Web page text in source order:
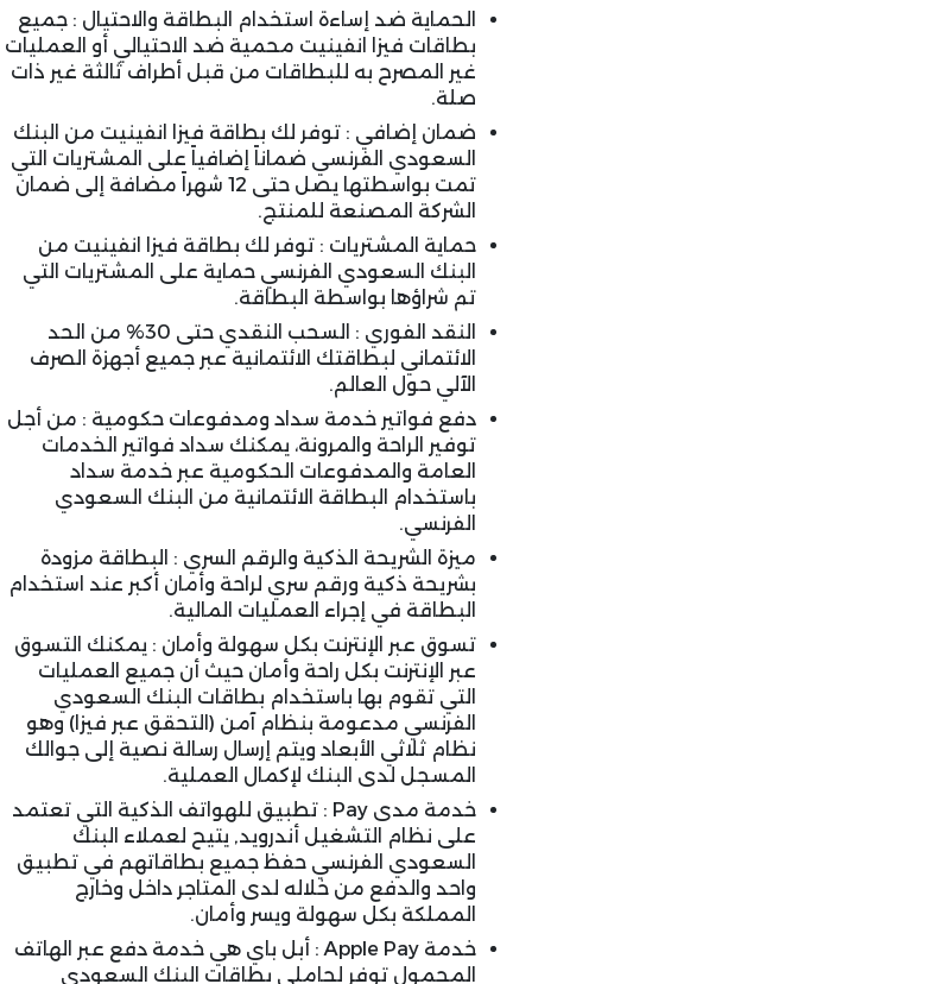
الحماية ضد إساءة استخدام البطاقة والاحتيال : جميع
بطاقات فيزا انفينيت محمية ضد الاحتيالي أو العمليات
غير المصرح به للبطاقات من قبل أطراف ثالثة غير ذات
صلة.
ضمان إضافي : توفر لك بطاقة فيزا انفينيت من البنك
السعودي الفرنسي ضماناً إضافياً على المشتريات التي
تمت بواسطتها يصل حتى 12 شهراً مضافة إلى ضمان
الشركة المصنعة للمنتج.
حماية المشتريات : توفر لك بطاقة فيزا انفينيت من
البنك السعودي الفرنسي حماية على المشتريات التي
تم شراؤها بواسطة البطاقة.
النقد الفوري : السحب النقدي حتى 30% من الحد
الائتماني لبطاقتك الائتمانية عبر جميع أجهزة الصرف
الآلي حول العالم.
دفع فواتير خدمة سداد ومدفوعات حكومية : من أجل
توفير الراحة والمرونة، يمكنك سداد فواتير الخدمات
العامة والمدفوعات الحكومية عبر خدمة سداد
باستخدام البطاقة الائتمانية من البنك السعودي
الفرنسي.
ميزة الشريحة الذكية والرقم السري : البطاقة مزودة
بشريحة ذكية ورقم سري لراحة وأمان أكبر عند استخدام
البطاقة في إجراء العمليات المالية.
تسوق عبر الإنترنت بكل سهولة وأمان : يمكنك التسوق
عبر الإنترنت بكل راحة وأمان حيث أن جميع العمليات
التي تقوم بها باستخدام بطاقات البنك السعودي
الفرنسي مدعومة بنظام آمن (التحقق عبر فيزا) وهو
نظام ثلاثي الأبعاد ويتم إرسال رسالة نصية إلى جوالك
المسجل لدى البنك لإكمال العملية.
خدمة مدى Pay : تطبيق للهواتف الذكية التي تعتمد
على نظام التشغيل أندرويد, يتيح لعملاء البنك
السعودي الفرنسي حفظ جميع بطاقاتهم في تطبيق
واحد والدفع من خلاله لدى المتاجر داخل وخارج
المملكة بكل سهولة ويسر وأمان.
خدمة Apple Pay : أبل باي هي خدمة دفع عبر الهاتف
المحمول توفر لحاملي بطاقات البنك السعودي